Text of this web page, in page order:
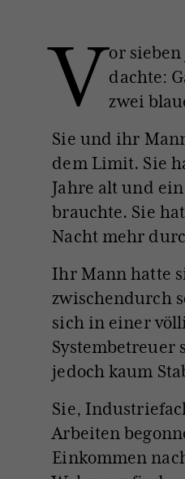
V or
dachte:
zwei
Sie und ihr
dem Limit. Sie
Jahre alt und
brauchte. Sie
Nacht mehr
Ihr Mann hatte
zwischendurch
sich in einer
Systembetreuer
jedoch kaum
Sie,
Arbeiten
Einkommen